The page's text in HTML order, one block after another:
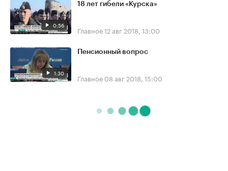
0:56
18 лет гибели «Курска»
Главное12 авг 2018, 13:00
1:30
Пенсионный вопрос
Главное 08 авг 2018, 15:00